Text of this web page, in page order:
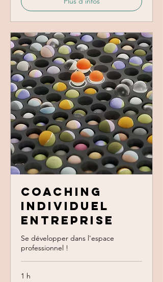
Coaching
Individuel
Entreprise
Se développer dans l'espace
professionnel !
1 h